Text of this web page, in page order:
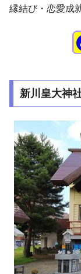
縁結び・恋愛成
新川皇大神